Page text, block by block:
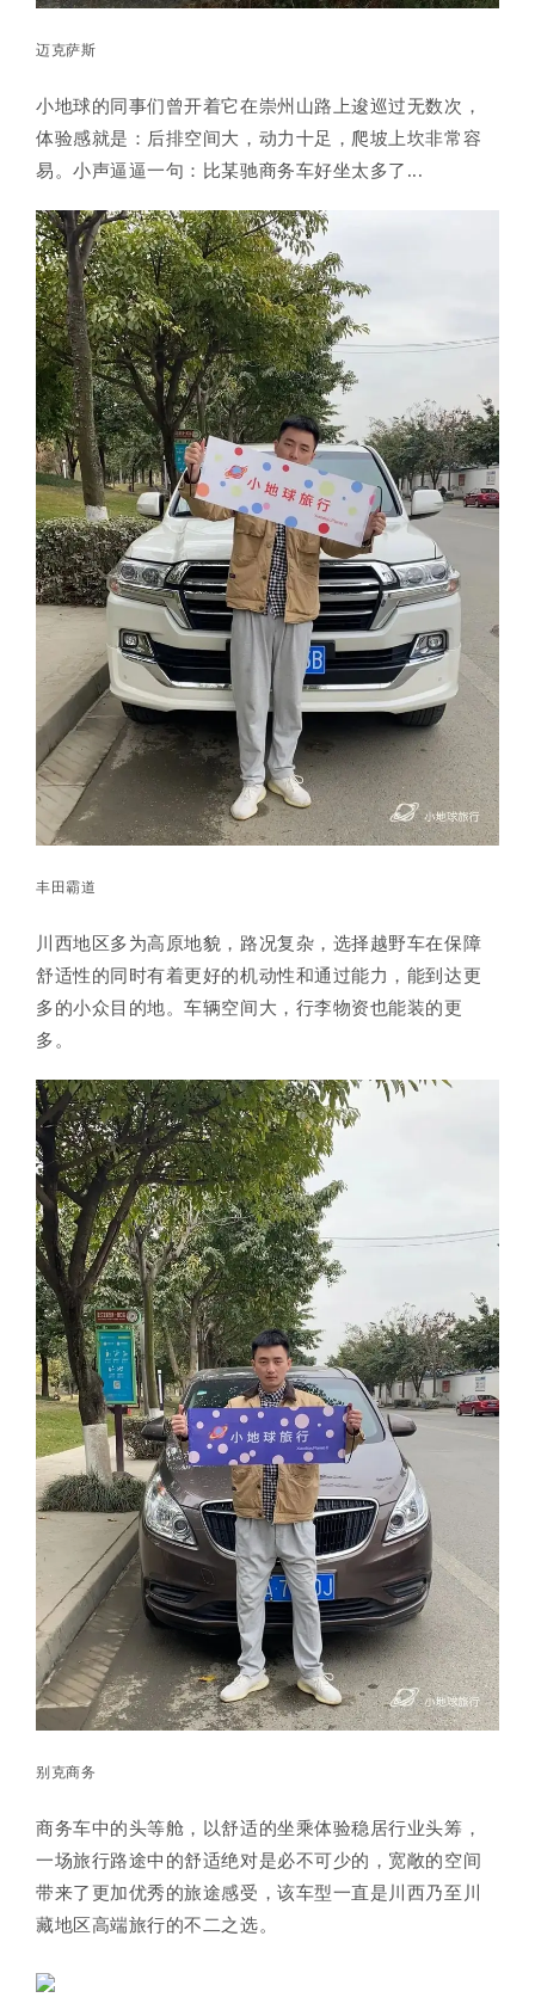
迈克萨斯
小地球的同事们曾开着它在崇州山路上逡巡过无数次，
体验感就是：后排空间大，动力十足，爬坡上坎非常容
易。小声逼逼一句：比某驰商务车好坐太多了...
丰田霸道
川西地区多为高原地貌，路况复杂，选择越野车在保障
舒适性的同时有着更好的机动性和通过能力，能到达更
多的小众目的地。车辆空间大，行李物资也能装的更
多。
别克商务
商务车中的头等舱，以舒适的坐乘体验稳居行业头筹，
一场旅行路途中的舒适绝对是必不可少的，宽敞的空间
带来了更加优秀的旅途感受，该车型一直是川西乃至川
藏地区高端旅行的不二之选。